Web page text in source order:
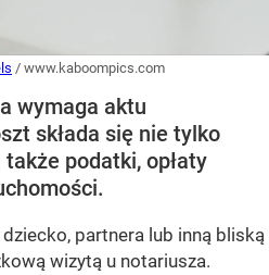
/ www.kaboompics.com
wymaga aktu
składa się nie tylko
podatki, opłaty
partnera lub inną bliską
wizytą u notariusza.